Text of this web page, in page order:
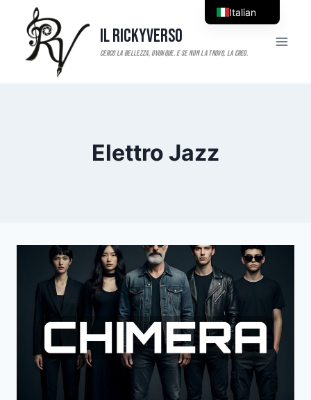
contenuto
Il RickyVerso
Elettro Jazz
Italian